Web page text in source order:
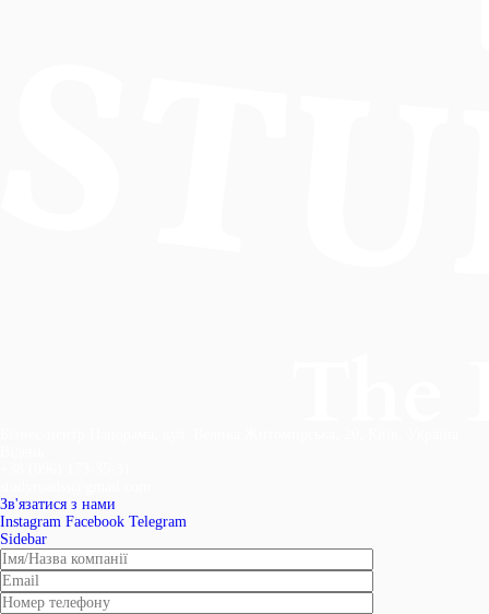
Зв'язатися з нами
Instagram Facebook Telegram
Sidebar